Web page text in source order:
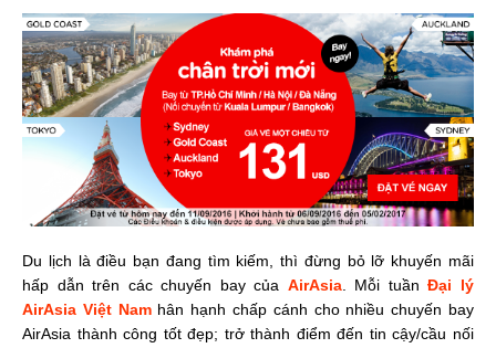
Du lịch là điều bạn đang tìm kiếm, thì đừng bỏ lỡ khuyến mãi
hấp dẫn trên các chuyến bay của AirAsia. Mỗi tuầnĐại lý
AirAsia Việt Namhân hạnh chấp cánh cho nhiều chuyến bay
AirAsia thành công tốt đẹp; trở thành điểm đến tin cậy/cầu nối